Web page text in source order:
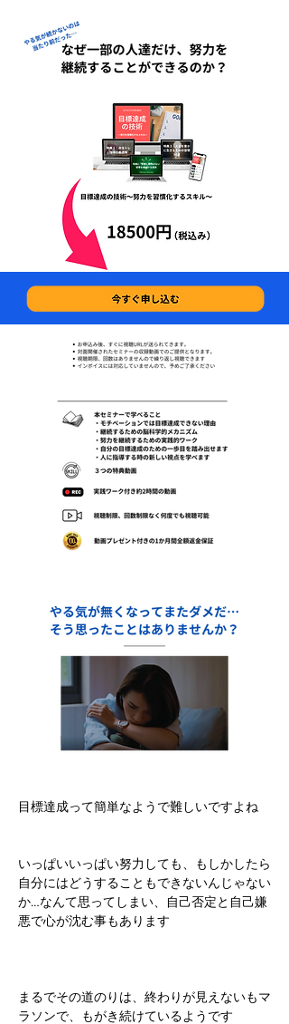
目標達成って簡単なようで難しいですよね
いっぱいいっぱい努力しても、もしかしたら
自分にはどうすることもできないんじゃない
か…なんて思ってしまい、自己否定と自己嫌
悪で心が沈む事もあります
まるでその道のりは、終わりが見えないもマ
ラソンで、もがき続けているようです